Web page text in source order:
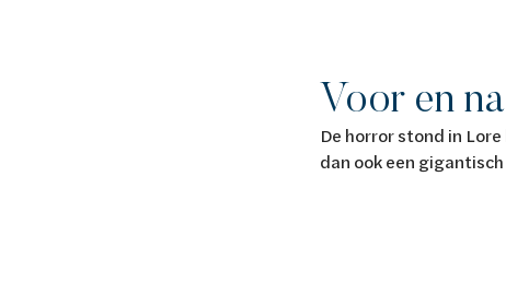
Voor en
De horror stond in
dan ook een